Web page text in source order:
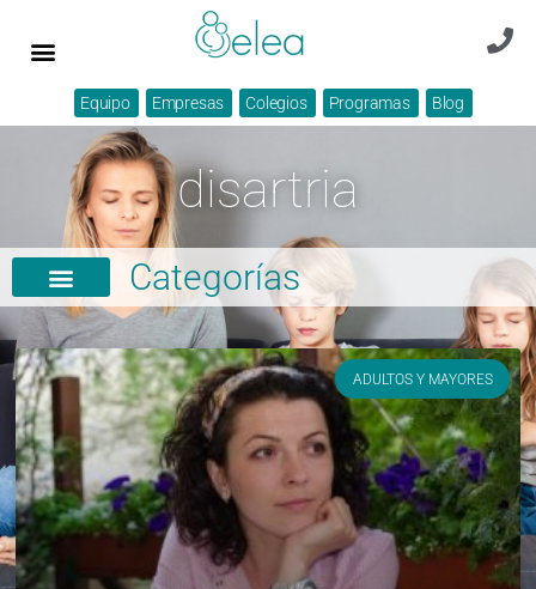
Equipo Empresas Colegios Programas Blog
disartria
Categorías
ADULTOS Y MAYORES